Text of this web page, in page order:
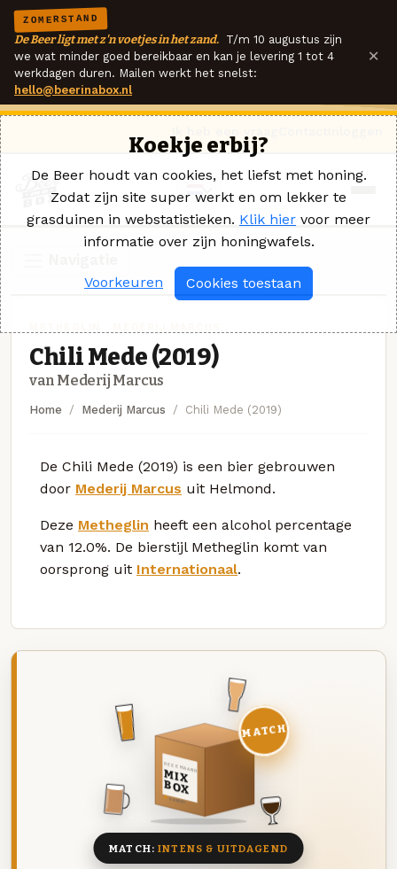
ZOMERSTAND
De Beer ligt met z'n voetjes in het zand. T/m 10 augustus zijn
we wat minder goed bereikbaar en kan je levering 1 tot 4
werkdagen duren. Mailen werkt het snelst:
hello@beerinabox.nl
×
Chili Mede (2019)
van Mederij Marcus
Home Mederij Marcus Chili Mede (2019)
De Chili Mede (2019) is een bier gebrouwen
door Mederij Marcus uit Helmond.
Deze Metheglin heeft een alcohol percentage
van 12.0%. De bierstijl Metheglin komt van
oorsprong uit Internationaal.
DEZE MAAND
MIX
BOX
8 BIEREN
MATCH
MATCH:INTENS & UITDAGEND
Koekje erbij?
De Beer houdt van cookies, het liefst met honing.
Zodat zijn site super werkt en om lekker te
grasduinen in webstatistieken. Klik hier voor meer
informatie over zijn honingwafels.
Voorkeuren Cookies toestaan